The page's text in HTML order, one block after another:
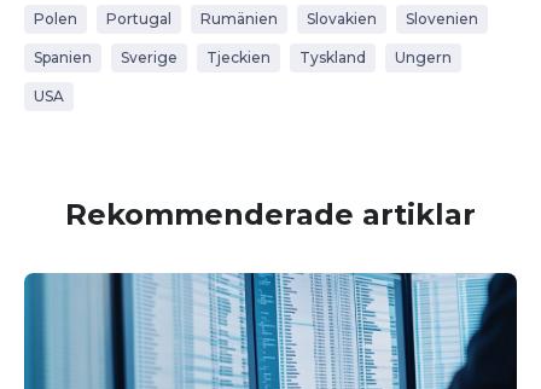
Polen Portugal Rumänien Slovakien Slovenien
Spanien Sverige Tjeckien Tyskland Ungern
USA
Rekommenderade artiklar